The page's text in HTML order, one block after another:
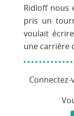
Ridloff nous
pris un
voulait
une carrière